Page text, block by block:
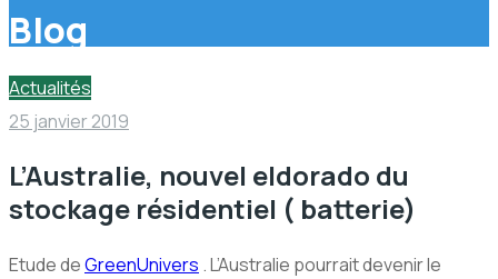
Blog
Actualités
25 janvier 2019
L’Australie, nouvel eldorado du
stockage résidentiel ( batterie)
Etude deGreenUnivers . L’Australie pourrait devenir le